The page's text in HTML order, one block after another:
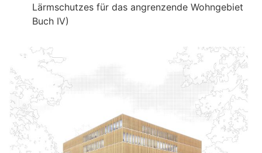
Lärmschutzes für das angrenzende Wohngebiet
Buch IV)